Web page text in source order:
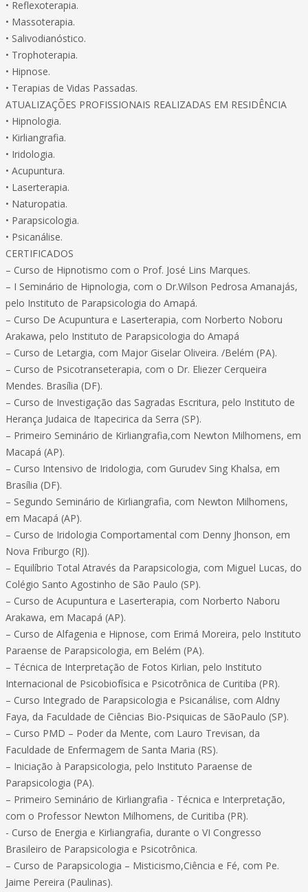
• Reflexoterapia.
• Massoterapia.
• Salivodianóstico.
• Trophoterapia.
• Hipnose.
• Terapias de Vidas Passadas.
ATUALIZAÇÕES PROFISSIONAIS REALIZADAS EM RESIDÊNCIA
• Hipnologia.
• Kirliangrafia.
• Iridologia.
• Acupuntura.
• Laserterapia.
• Naturopatia.
• Parapsicologia.
• Psicanálise.
CERTIFICADOS
– Curso de Hipnotismo com o Prof. José Lins Marques.
– I Seminário de Hipnologia, com o Dr.Wilson Pedrosa Amanajás,
pelo Instituto de Parapsicologia do Amapá.
– Curso De Acupuntura e Laserterapia, com Norberto Noboru
Arakawa, pelo Instituto de Parapsicologia do Amapá
– Curso de Letargia, com Major Giselar Oliveira. /Belém (PA).
– Curso de Psicotranseterapia, com o Dr. Eliezer Cerqueira
Mendes. Brasília (DF).
– Curso de Investigação das Sagradas Escritura, pelo Instituto de
Herança Judaica de Itapecirica da Serra (SP).
– Primeiro Seminário de Kirliangrafia,com Newton Milhomens, em
Macapá (AP).
– Curso Intensivo de Iridologia, com Gurudev Sing Khalsa, em
Brasília (DF).
– Segundo Seminário de Kirliangrafia, com Newton Milhomens,
em Macapá (AP).
– Curso de Iridologia Comportamental com Denny Jhonson, em
Nova Friburgo (RJ).
– Equilíbrio Total Através da Parapsicologia, com Miguel Lucas, do
Colégio Santo Agostinho de São Paulo (SP).
– Curso de Acupuntura e Laserterapia, com Norberto Naboru
Arakawa, em Macapá (AP).
– Curso de Alfagenia e Hipnose, com Erimá Moreira, pelo Instituto
Paraense de Parapsicologia, em Belém (PA).
– Técnica de Interpretação de Fotos Kirlian, pelo Instituto
Internacional de Psicobiofísica e Psicotrônica de Curitiba (PR).
– Curso Integrado de Parapsicologia e Psicanálise, com Aldny
Faya, da Faculdade de Ciências Bio-Psiquicas de SãoPaulo (SP).
– Curso PMD – Poder da Mente, com Lauro Trevisan, da
Faculdade de Enfermagem de Santa Maria (RS).
– Iniciação à Parapsicologia, pelo Instituto Paraense de
Parapsicologia (PA).
– Primeiro Seminário de Kirliangrafia - Técnica e Interpretação,
com o Professor Newton Milhomens, de Curitiba (PR).
- Curso de Energia e Kirliangrafia, durante o VI Congresso
Brasileiro de Parapsicologia e Psicotrônica.
– Curso de Parapsicologia – Misticismo,Ciência e Fé, com Pe.
Jaime Pereira (Paulinas).